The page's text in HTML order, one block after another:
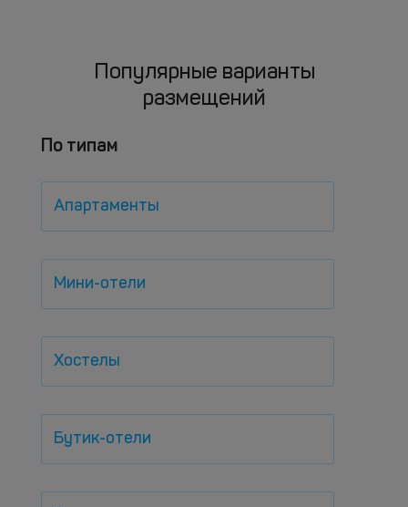
Популярные варианты
размещений
По типам
Апартаменты
Мини-отели
Хостелы
Бутик-отели